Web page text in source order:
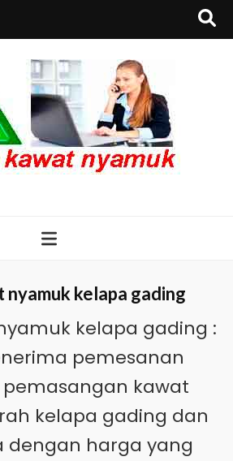
Pintu
Magnet
Terbaik
ventilasi harga murah
nyamuk kelapa gading
kelapa gading :
pemesanan
pemasangan kawat
kelapa gading dan
dengan harga yang